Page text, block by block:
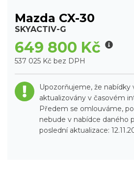
Mazda CX-30
SKYACTIV-G
649 800 Kč
537 025 Kč bez DPH
Upozorňujeme, že nabídky
aktualizovány v časovém
Předem se omlouváme,
nebude v nabídce daného
poslední aktualizace: